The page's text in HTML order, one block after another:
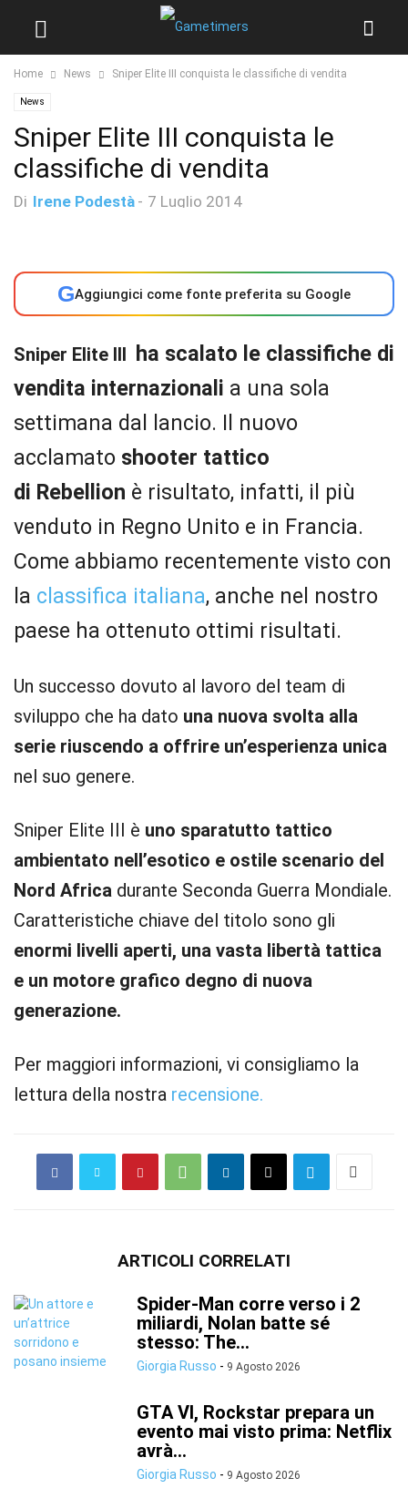
Home News Sniper Elite III conquista le classifiche di vendita
News
Sniper Elite III conquista le
classifiche di vendita
Di Irene Podestà - 7 Luglio 2014
GAggiungici come fonte preferita su Google
Sniper Elite III
ha scalato le classifiche di
vendita internazionali a una sola
settimana dal lancio. Il nuovo
acclamato shooter tattico
di Rebellion è risultato, infatti, il più
venduto in Regno Unito e in Francia.
Come abbiamo recentemente visto con
la classifica italiana, anche nel nostro
paese ha ottenuto ottimi risultati.
Un successo dovuto al lavoro del team di
sviluppo che ha dato una nuova svolta alla
serie riuscendo a offrire un’esperienza unica
nel suo genere.
Sniper Elite III è uno sparatutto tattico
ambientato nell’esotico e ostile scenario del
Nord Africa durante Seconda Guerra Mondiale.
Caratteristiche chiave del titolo sono gli
enormi livelli aperti, una vasta libertà tattica
e un motore grafico degno di nuova
generazione.
Per maggiori informazioni, vi consigliamo la
lettura della nostra recensione.
ARTICOLI CORRELATI
Spider-Man corre verso i 2
miliardi, Nolan batte sé
stesso: The...
Giorgia Russo - 9 Agosto 2026
GTA VI, Rockstar prepara un
evento mai visto prima: Netflix
avrà...
Giorgia Russo - 9 Agosto 2026